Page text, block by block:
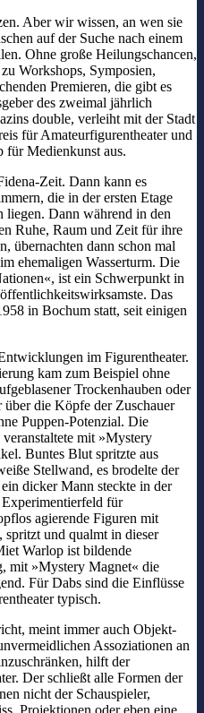
Aber wir wissen, an wen sie
auf der Suche nach einem
Ohne große Heilungschancen,
Workshops, Symposien,
Premieren, die gibt es
des zweimal jährlich
double, verleiht mit der Stadt
für Amateurfigurentheater und
für Medienkunst aus.
Zeit. Dann kann es
die in der ersten Etage
liegen. Dann während in den
Ruhe, Raum und Zeit für ihre
übernachten dann schon mal
ehemaligen Wasserturm. Die
ist ein Schwerpunkt in
Das
in Bochum statt, seit einigen
im Figurentheater.
kam zum Beispiel ohne
Trockenhauben oder
die Köpfe der Zuschauer
Puppen-Potenzial. Die
mit »Mystery
Buntes Blut spritzte aus
Stellwand, es brodelte der
dicker Mann steckte in der
für
agierende Figuren mit
und qualmt in dieser
Warlop ist bildende
mit »Mystery Magnet« die
Für Dabs sind die Einflüsse
typisch.
meint immer auch Objekt-
Assoziationen an
hilft der
Der schließt alle Formen der
nicht der Schauspieler,
Projektionen oder eben eine